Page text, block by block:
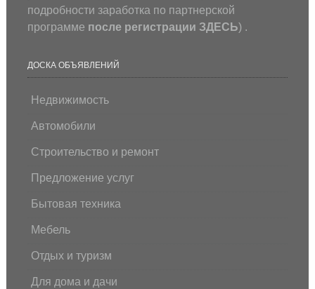
подробности заработка по партнерской
программе после регистрации ЗДЕСЬ) .
ДОСКА ОБЪЯВЛЕНИЙ
Недвижимость
Автомобили
Строительство и ремонт
Предложение услуг
Бытовая техника
Мебель
Отдых и туризм
Для дома и дачи